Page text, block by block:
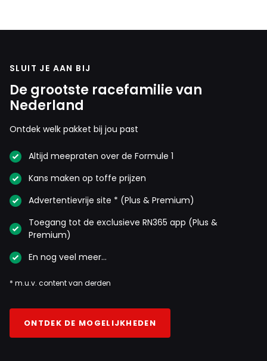
SLUIT JE AAN BIJ
De grootste racefamilie van
Nederland
Ontdek welk pakket bij jou past
Altijd meepraten over de Formule 1
Kans maken op toffe prijzen
Advertentievrije site * (Plus & Premium)
Toegang tot de exclusieve RN365 app (Plus &
Premium)
En nog veel meer…
* m.u.v. content van derden
ONTDEK DE MOGELIJKHEDEN